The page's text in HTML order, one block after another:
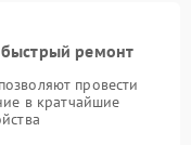
быстрый ремонт
провести
в кратчайшие